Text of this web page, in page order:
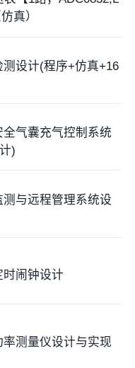
真）
设计(程序+仿真+16
气囊充气控制系统
)
与远程管理系统设
闹钟设计
测量仪设计与实现